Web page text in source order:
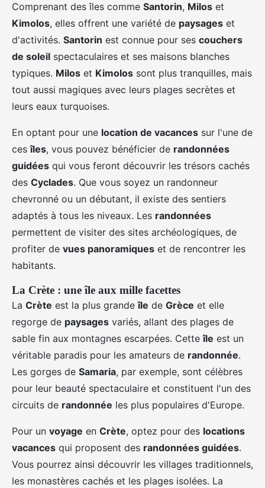
Comprenant des îles comme Santorin, Milos et
Kimolos, elles offrent une variété de paysages et
d'activités. Santorin est connue pour ses couchers
de soleil spectaculaires et ses maisons blanches
typiques. Milos et Kimolos sont plus tranquilles, mais
tout aussi magiques avec leurs plages secrètes et
leurs eaux turquoises.
En optant pour une location de vacances sur l'une de
cesîles, vous pouvez bénéficier de randonnées
guidées qui vous feront découvrir les trésors cachés
des Cyclades. Que vous soyez un randonneur
chevronné ou un débutant, il existe des sentiers
adaptés à tous les niveaux. Les randonnées
permettent de visiter des sites archéologiques, de
profiter de vues panoramiques et de rencontrer les
habitants.
La Crète : une île aux mille facettes
La Crète est la plus grandeîle de Grèce et elle
regorge de paysages variés, allant des plages de
sable fin aux montagnes escarpées. Cetteîle est un
véritable paradis pour les amateurs de randonnée.
Les gorges de Samaria, par exemple, sont célèbres
pour leur beauté spectaculaire et constituent l'un des
circuits de randonnée les plus populaires d'Europe.
Pour un voyage en Crète, optez pour des locations
vacances qui proposent des randonnées guidées.
Vous pourrez ainsi découvrir les villages traditionnels,
les monastères cachés et les plages isolées. La